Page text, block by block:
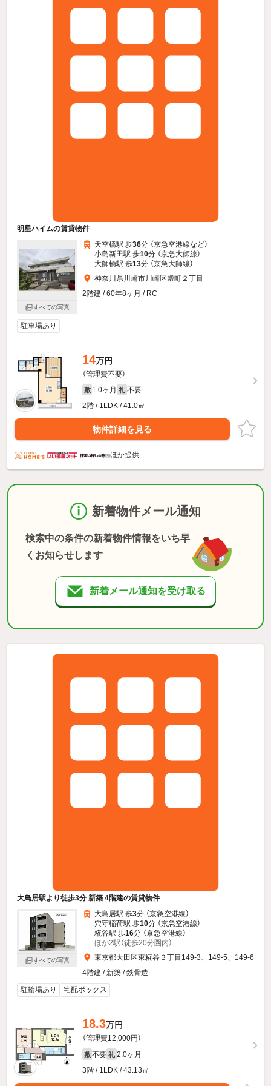
明星ハイムの賃貸物件
すべての写真
天空橋駅 歩36分 （京急空港線など）
小島新田駅 歩10分 （京急大師線）
大師橋駅 歩13分 （京急大師線）
神奈川県川崎市川崎区殿町２丁目
2階建 / 60年8ヶ月 / RC
駐車場あり
14万円
（管理費不要）
敷 1.0ヶ月 礼 不要
2階 / 1LDK / 41.0㎡
物件詳細を見る
ほか提供
新着物件メール通知
検索中の条件の新着物件情報をいち早
くお知らせします
新着メール通知を受け取る
大鳥居駅より徒歩3分 新築 4階建の賃貸物件
すべての写真
大鳥居駅 歩3分 （京急空港線）
穴守稲荷駅 歩10分 （京急空港線）
糀谷駅 歩16分 （京急空港線）
ほか2駅（徒歩20分圏内）
東京都大田区東糀谷３丁目149-3、149-5、149-6
4階建 / 新築 / 鉄骨造
駐輪場あり
宅配ボックス
18.3万円
（管理費12,000円）
敷 不要 礼 2.0ヶ月
3階 / 1LDK / 43.13㎡